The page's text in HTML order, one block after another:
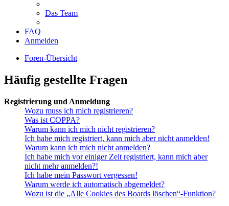
Das Team
FAQ
Anmelden
Foren-Übersicht
Häufig gestellte Fragen
Registrierung und Anmeldung
Wozu muss ich mich registrieren?
Was ist COPPA?
Warum kann ich mich nicht registrieren?
Ich habe mich registriert, kann mich aber nicht anmelden!
Warum kann ich mich nicht anmelden?
Ich habe mich vor einiger Zeit registriert, kann mich aber
nicht mehr anmelden?!
Ich habe mein Passwort vergessen!
Warum werde ich automatisch abgemeldet?
Wozu ist die „Alle Cookies des Boards löschen“-Funktion?